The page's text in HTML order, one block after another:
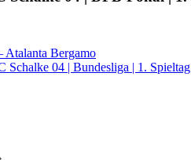
Atalanta Bergamo
Schalke 04 | Bundesliga | 1. Spieltag